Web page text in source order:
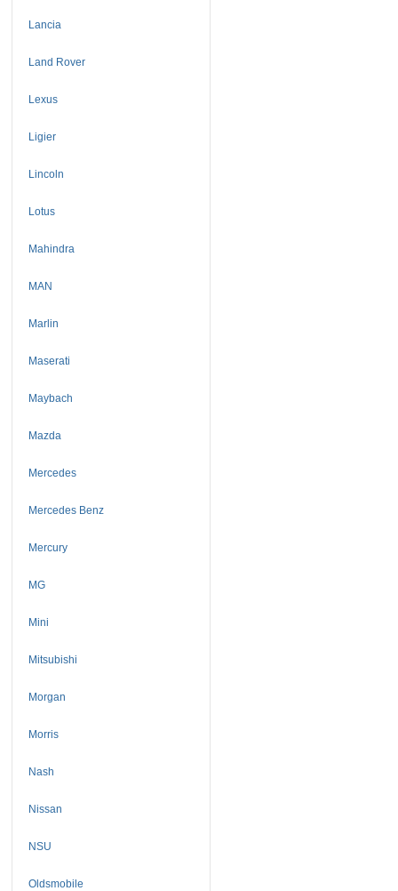
Lancia
Land Rover
Lexus
Ligier
Lincoln
Lotus
Mahindra
MAN
Marlin
Maserati
Maybach
Mazda
Mercedes
Mercedes Benz
Mercury
MG
Mini
Mitsubishi
Morgan
Morris
Nash
Nissan
NSU
Oldsmobile